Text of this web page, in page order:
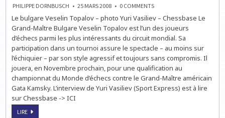
PHILIPPE DORNBUSCH 25 MARS 2008 0 COMMENTSON
DE
TOPALOV
Le bulgare Veselin Topalov – photo Yuri Vasiliev – Chessbase Le
Grand-Maître Bulgare Veselin Topalov est l’un des joueurs
d’échecs parmi les plus intéressants du circuit mondial. Sa
participation dans un tournoi assure le spectacle – au moins sur
l’échiquier – par son style agressif et toujours sans compromis. Il
jouera, en Novembre prochain, pour une qualification au
championnat du Monde d’échecs contre le Grand-Maître américain
Gata Kamsky. L’interview de Yuri Vasiliev (Sport Express) est à lire
sur Chessbase -> ICI
LIREL’INTERVIEW